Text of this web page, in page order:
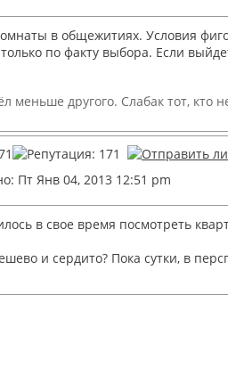
в общежитиях. Условия
по факту выбора. Если
меньше другого. Слабак тот, кто
Пт Янв 04, 2013 12:51 pm
в свое время посмотреть
и сердито? Пока сутки, в